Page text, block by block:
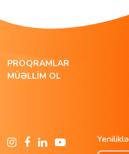
PROQRAMLAR
MÜƏLLIM OL